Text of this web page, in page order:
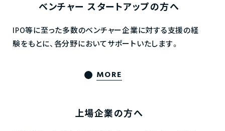
ベンチャー スタートアップの方へ
IPO等に至った多数のベンチャー企業に対する支援の経
験をもとに、各分野においてサポートいたします。
MORE
上場企業の方へ